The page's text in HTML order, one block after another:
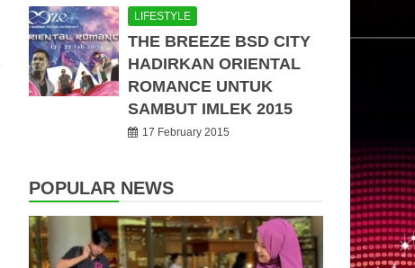
LIFESTYLE
THE BREEZE BSD CITY
HADIRKAN ORIENTAL
ROMANCE UNTUK
SAMBUT IMLEK 2015
17 February 2015
POPULAR NEWS